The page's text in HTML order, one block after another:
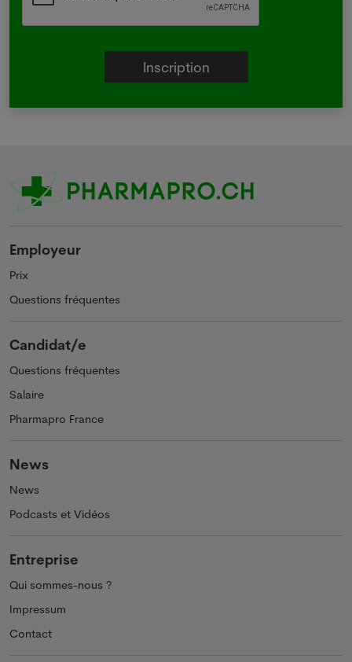
Employeur
Prix
Questions fréquentes
Candidat/e
Questions fréquentes
Salaire
Pharmapro France
News
News
Podcasts et Vidéos
Entreprise
Qui sommes-nous ?
Impressum
Contact